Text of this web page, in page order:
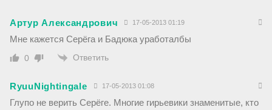
Артур Александрович 17-05-2013 01:19
Мне кажется Серёга и Бадюка уработалбы
0 Ответить
RyuuNightingale 17-05-2013 01:08
Глупо не верить Серёге. Многие гирьевики знаменитые, кто